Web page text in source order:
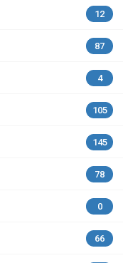
12
87
4
105
145
78
0
66